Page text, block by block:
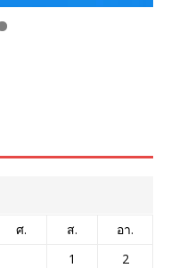
ศ. ส.
อา.
1
2